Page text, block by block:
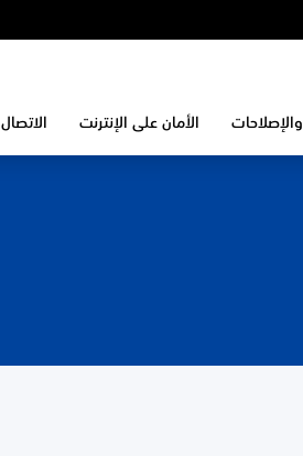
الأمان على الإنترنت الاتصال